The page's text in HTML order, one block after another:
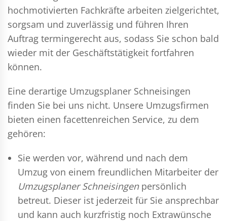
hochmotivierten Fachkräfte arbeiten zielgerichtet,
sorgsam und zuverlässig und führen Ihren
Auftrag termingerecht aus, sodass Sie schon bald
wieder mit der Geschäftstätigkeit fortfahren
können.
Eine derartige Umzugsplaner Schneisingen
finden Sie bei uns nicht. Unsere Umzugsfirmen
bieten einen facettenreichen Service, zu dem
gehören:
Sie werden vor, während und nach dem
Umzug von einem freundlichen Mitarbeiter der
Umzugsplaner Schneisingenpersönlich
betreut. Dieser ist jederzeit für Sie ansprechbar
und kann auch kurzfristig noch Extrawünsche